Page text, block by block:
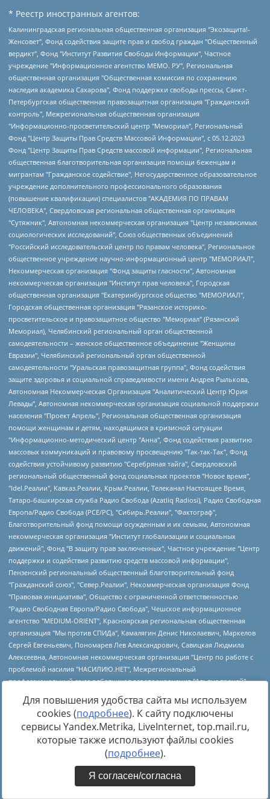
* Реестр иностранных агентов:
Калининградская региональная общественная организация "Экозащита!-Женсовет", Фонд содействия защите прав и свобод граждан "Общественный вердикт", Фонд "Институт Развития Свободы Информации", Частное учреждение "Информационное агентство МЕМО. РУ", Региональная общественная организация "Общественная комиссия по сохранению наследия академика Сахарова", Фонд поддержки свободы прессы, Санкт-Петербургская общественная правозащитная организация "Гражданский контроль", Межрегиональная общественная организация "Информационно-просветительский центр "Мемориал", Региональный Фонд "Центр Защиты Прав Средств Массовой Информации", с 05.12.2023 Фонд "Центр Защиты Прав Средств массовой информации", Региональная общественная благотворительная организация помощи беженцам и мигрантам "Гражданское содействие", Негосударственное образовательное учреждение дополнительного профессионального образования (повышение квалификации) специалистов "АКАДЕМИЯ ПО ПРАВАМ ЧЕЛОВЕКА", Свердловская региональная общественная организация "Сутяжник", Автономная некоммерческая организация "Центр независимых социологических исследований", Союз общественных объединений "Российский исследовательский центр по правам человека", Региональное общественное учреждение научно-информационный центр "МЕМОРИАЛ", Некоммерческая организация "Фонд защиты гласности", Автономная некоммерческая организация "Институт прав человека", Городская общественная организация "Екатеринбургское общество "МЕМОРИАЛ", Городская общественная организация "Рязанское историко-просветительское и правозащитное общество "Мемориал" (Рязанский Мемориал), Челябинский региональный орган общественной самодеятельности – женское общественное объединение "Женщины Евразии", Челябинский региональный орган общественной самодеятельности "Уральская правозащитная группа", Фонд содействия защите здоровья и социальной справедливости имени Андрея Рылькова, Автономная Некоммерческая Организация "Аналитический Центр Юрия Левады", Автономная некоммерческая организация социальной поддержки населения "Проект Апрель", Региональная общественная организация помощи женщинам и детям, находящимся в кризисной ситуации "Информационно-методический центр "Анна", Фонд содействия развитию массовых коммуникаций и правовому просвещению "Так-так-Так", Фонд содействия устойчивому развитию "Серебряная тайга", Свердловский региональный общественный фонд социальных проектов "Новое время", "Idel.Реалии", Кавказ.Реалии, Крым.Реалии, Телеканал Настоящее Время, Татаро-башкирская служба Радио Свобода (Azatliq Radiosi), Радио Свободная Европа/Радио Свобода (PCE/PC), "Сибирь.Реалии", "Фактограф", Благотворительный фонд помощи осужденным и их семьям, Автономная некоммерческая организация "Институт глобализации и социальных движений", Фонд "В защиту прав заключенных", Частное учреждение "Центр поддержки и содействия развитию средств массовой информации", Пензенский региональный общественный благотворительный фонд "Гражданский союз", "Север.Реалии", Некоммерческая организация Фонд "Правовая инициатива", Общество с ограниченной ответственностью "Радио Свободная Европа/Радио Свобода", Чешское информационное агентство "MEDIUM-ORIENT", Красноярская региональная общественная организация "Мы против СПИДа", Камалягин Денис Николаевич, Маркелов Сергей Евгеньевич, Пономарев Лев Александрович, Савицкая Людмила Алексеевна, Автономная некоммерческая организация "Центр по работе с проблемой насилия "НАСИЛИЮ.НЕТ", Межрегиональный профессиональный союз работников здравоохранения "Альянс врачей", Юридическое лицо, зарегистрированное в Латвийской Республике, SIA "Medusa Project" (регистрационный номер 40103797863, дата регистрации 10.06.2014), Некоммерческая организация "Фонд по борьбе с коррупцией", Автономная некоммерческая организация "Институт права и публичной политики", Баданин Роман Сергеевич, Гликин Максим Александрович, Железнова Мария Михайловна, Лукьянова Юлия Сергеевна, Маетная Елизавета Витальевна, Маняхин Петр Борисович, Чуракова Ольга Владимировна, Ярош Юлия Петровна, Юридическое лицо "The Insider SIA", зарегистрированное в Риге, Латвийская Республика (дата регистрации 26.06.2015), являющееся администратором доменного имени интернет-издания "The Insider SIA", https://theins.ru, Постернак Алексей Евгеньевич, Рубин Михаил Аркадьевич, Анин Роман Александрович, Юридическое лицо Istories fonds, зарегистрированное в Латвийской Республике (регистрационный номер 50008295751, дата регистрации 24.02.2020), Великовский Дмитрий Александрович, Долинина Ирина Николаевна, Мароховская Алеся Алексеевна, Шлейнов Роман Юрьевич, Шмагун Олеся Валентиновна, Общество с ограниченной ответственностью "Альтаир 2021", Общество с ограниченной ответственностью "Вега 2021", Общество с ограниченной ответственностью "Главный редактор 2021", Общество с ограниченной ответственностью "Ромашки монолит", Важенков Артем Валерьевич, Ивановская областная общественная организация "Центр гендерных исследований", Гурман Юрий Альбертович, Медиапроект "ОВД-Инфо", Егоров Владимир Владимирович, Жилинский Владимир Александрович, Общество с ограниченной ответственностью "ЗП", Иванова София Юрьевна, Карезина Инна Павловна, Кильтау Екатерина Викторовна, Петров Алексей Викторович, Пискунов Сергей Евгеньевич, Смирнов Сергей Сергеевич, Тихонов Михаил Сергеевич, Общество с ограниченной ответственностью "ЖУРНАЛИСТ-ИНОСТРАННЫЙ АГЕНТ", Арапова Галина Юрьевна, Вольтская Татьяна Анатольевна, Американская компания "Mason G.E.S. Anonymous Foundation" (США), являющаяся владельцем интернет-издания https://mnews.world/, Компания "Stichting Bellingcat", зарегистрированная в Нидерландах (дата регистрации 11.07.2018), Захаров Андрей Вячеславович, Клепиковская Екатерина Дмитриевна, Общество с ограниченной ответственностью "МЕМО", Перл Роман Александрович, Симонов Евгений Алексеевич, Соловьева Елена Анатольевна, Сотников Даниил Владимирович, Сурначева Елизавета Дмитриевна, Автономная некоммерческая организация по защите прав человека и информированию населения "Якутия – Наше Мнение", Общество с ограниченной ответственностью "Москоу диджитал медиа", с 26.01.2023 Общество с ограниченной ответственностью "Чайка Белые сады", Ветошкина Валерия Валерьевна, Заговора Максим Александрович, Межрегиональное общественное движение "Российская ЛГБТ - сеть", Оленичев Максим Владимирович, Павлов Иван Юрьевич, Скворцова Елена Сергеевна, Общество с ограниченной ответственностью "Как бы инагент", Кочетков Игорь Викторович, Общество с ограниченной ответственностью "Честные выборы", Еланчик Олег Александрович, Общество с ограниченной ответственностью "Нобелевский призыв", Гималова Регина Эмилевна, Григорьев Андрей Валерьевич, Григорьева Алина Александровна, Ассоциация по содействию защите прав призывников, альтернативнослужащих и военнослужащих "Правозащитная группа "Гражданин.Армия.Право", Хисамова Регина Фаритовна, Автономная некоммерческая организация по реализации социально-правовых программ "Лилит", Дальневосточное общественное движение "Маяк", Санкт-Петербургская ЛГБТ-инициативная группа "Выход", Инициативная группа ЛГБТ+ "Реверс", Алексеев Андрей Викторович, Бекбулатова Таисия Львовна, Беляев Иван Михайлович, Владыкина Елена Сергеевна, Гельман Марат Александрович, Никульшина Вероника Юрьевна, Толоконникова Надежда Андреевна, Шендерович Виктор Анатольевич, Общество с ограниченной ответственностью "Данное сообщение", Общество с ограниченной ответственностью Издательский дом "Новая глава", Айнбиндер Александра Александровна, Московский комьюнити-центр для ЛГБТ+инициатив, Благотворительный фонд развития филантропии, Deutsche Welle (Германия, Kurt-Schumacher-Strasse 3, 53113 Bonn), Борзунова Мария Михайловна, Воробьев Виктор Викторович, Голубева Анна Львовна, Константинова Алла Михайловна, Малкова Ирина Владимировна, Мурадов Мурад Абдулгалимович, Осетинская Елизавета Николаевна, Понасенков Евгений Николаевич, Ганапольский Матвей Юрьевич, Киселев Евгений Алексеевич, Борухович Ирина Григорьевна, Дремин Иван Тимофеевич, Дубровский Дмитрий Викторович, Красноярская региональная общественная организация поддержки и развития альтернативных образовательных технологий и межкультурных коммуникаций "ИНТЕРРА", Маяковская Екатерина Алексеевна, Фейгин Марк Захарович, Филимонов Андрей Викторович, Дзугкоева Регина Николаевна, Доброхотов Роман Александрович, Дудь Юрий Александрович, Елкин Сергей Владимирович, Кругликов Кирилл Игоревич, Сабунаева Мария Леонидовна, Семенов Алексей Владимирович, Шаинян Карен Багратович, Шульман Екатерина Михайловна, Асафьев Артур Валерьевич, Вахштайн Виктор Семенович, Венедиктов Алексей Алексеевич, Лушникова Екатерина Евгеньевна, Волков Леонид Михайлович, Невзоров Александр Глебович, Пархоменко Сергей Борисович, Сироткин Ярослав Николаевич, Кара-Мурза Владимир Владимирович, Баранова Наталья Владимировна, Гозман Леонид Яковлевич, Кагарлицкий Борис Юльевич, Климарев Михаил Валерьевич, Милов Владимир Станиславович, Автономная некоммерческая организация Краснодарский центр современного искусства "Типография", Моргенштерн Алишер Тагирович, Соболь Любовь Эдуардовна, Общество с ограниченной ответственностью "ЛИЗА НОРМ", Каспаров Гарри Кимович, Ходорковский Михаил Борисович, Общество с ограниченной ответственностью "Апрельские тезисы", Данилович Ирина Брониславовна, Кашин Олег Владимирович, Петров Николай Владимирович, Пивоваров Алексей Владимирович, Соколов Михаил Владимирович, Цветкова Юлия Владимировна, Чичваркин Евгений Александрович, Комитет против пыток/Команда против пыток, Общество с ограниченной ответственностью "Первый научный", Общество с ограниченной ответственностью "Вертолет и ко", Белоцерковская Вероника Борисовна, Кац Максим Евгеньевич, Лазарева Татьяна Юрьевна, Шаведдинов Руслан Табризович, Яшин Илья Валерьевич, Общество с ограниченной ответственностью "Иноагент ААВ", Алешковский Дмитрий Петрович, Альбац Евгения Марковна, Быков Дмитрий Львович, Галямина Юлия Евгеньевна, Лойко Сергей Леонидович, Мартынов Кирилл Константинович, Медведев Сергей Александрович, Крашенинников Федор Геннадиевич, Гордеева Катерина Вл
Для повышения удобства сайта мы используем
cookies (подробнее). К сайту подключены
сервисы Yandex.Metrika, LiveInternet, top.mail.ru,
которые также используют файлы cookies
(подробнее).
Я согласен/согласна